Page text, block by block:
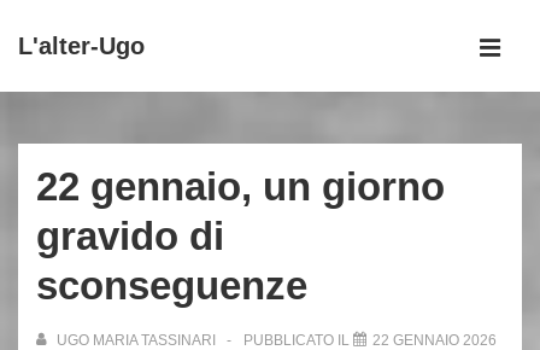
Vai
principale
L'alter-Ugo
principale
22 gennaio, un giorno
gravido di
sconseguenze
UGO MARIA TASSINARI PUBBLICATO IL
22 GENNAIO 2026